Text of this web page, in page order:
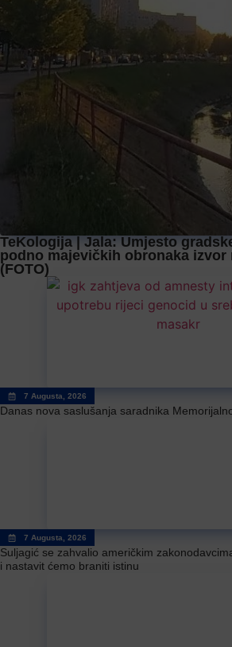
TeKologija | Jala: Umjesto
podno majevičkih obronaka
(FOTO)
7 Augusta, 2026
Danas nova saslušanja saradnika
7 Augusta, 2026
Suljagić se zahvalio američkim
i nastavit ćemo braniti istinu